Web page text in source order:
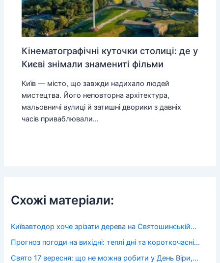
Кінематографічні куточки столиці: де у
Києві знімали знамениті фільми
Київ — місто, що завжди надихало людей
мистецтва. Його неповторна архітектура,
мальовничі вулиці й затишні дворики з давніх
часів приваблювали…
Схожі матеріали:
Київавтодор хоче зрізати дерева на Святошинській…
Прогноз погоди на вихідні: теплі дні та короткочасні…
Свято 17 вересня: що не можна робити у День Віри,…